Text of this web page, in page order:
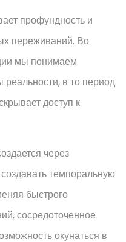
профундность и
переживаний. Во
мы понимаем
в то период
доступ к
через
темпоральную
быстрого
сосредоточенное
окунаться в